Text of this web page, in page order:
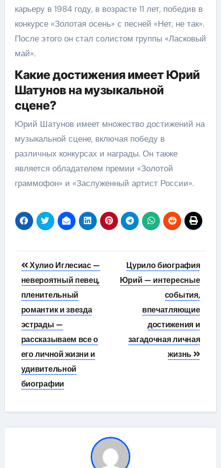
карьеру в 1984 году, в возрасте 11 лет, победив в
конкурсе «Золотая осень» с песней «Нет, не так».
После этого он стал солистом группы «Ласковый
май».
Какие достижения имеет Юрий
Шатунов на музыкальной
сцене?
Юрий Шатунов имеет множество достижений на
музыкальной сцене, включая победу в
различных конкурсах и награды. Он также
является обладателем премии «Золотой
граммофон» и «Заслуженный артист России».
Навигация
по
записям
Хулио Иглесиас —
невероятный певец,
пленительный
романтик и звезда
эстрады —
рассказываем все о
его личной жизни и
удивительной
биографии
Цурило биография
Юрий — интересные
события,
впечатляющие
достижения и
загадочная личная
жизнь